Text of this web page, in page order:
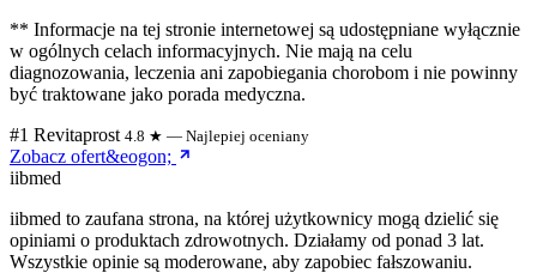
** Informacje na tej stronie internetowej są udostępniane wyłącznie
w ogólnych celach informacyjnych. Nie mają na celu
diagnozowania, leczenia ani zapobiegania chorobom i nie powinny
być traktowane jako porada medyczna.
#1 Revitaprost 4.8 ★ — Najlepiej oceniany
Zobacz ofert&eogon;
iibmed
iibmed to zaufana strona, na której użytkownicy mogą dzielić się
opiniami o produktach zdrowotnych. Działamy od ponad 3 lat.
Wszystkie opinie są moderowane, aby zapobiec fałszowaniu.